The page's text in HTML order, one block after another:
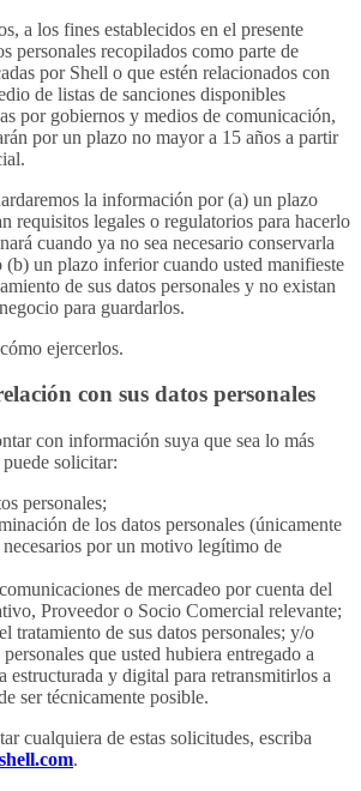
a los fines establecidos en el presente
personales recopilados como parte de
por Shell o que estén relacionados con
de listas de sanciones disponibles
por gobiernos y medios de comunicación,
por un plazo no mayor a 15 años a partir
la información por (a) un plazo
requisitos legales o regulatorios para hacerlo
cuando ya no sea necesario conservarla
un plazo inferior cuando usted manifieste
de sus datos personales y no existan
para guardarlos.
ejercerlos.
con sus datos personales
con información suya que sea lo más
solicitar:
personales;
de los datos personales (únicamente
necesarios por un motivo legítimo de
de mercadeo por cuenta del
Proveedor o Socio Comercial relevante;
tratamiento de sus datos personales; y/o
que usted hubiera entregado a
estructurada y digital para retransmitirlos a
ser técnicamente posible.
cualquiera de estas solicitudes, escriba
.